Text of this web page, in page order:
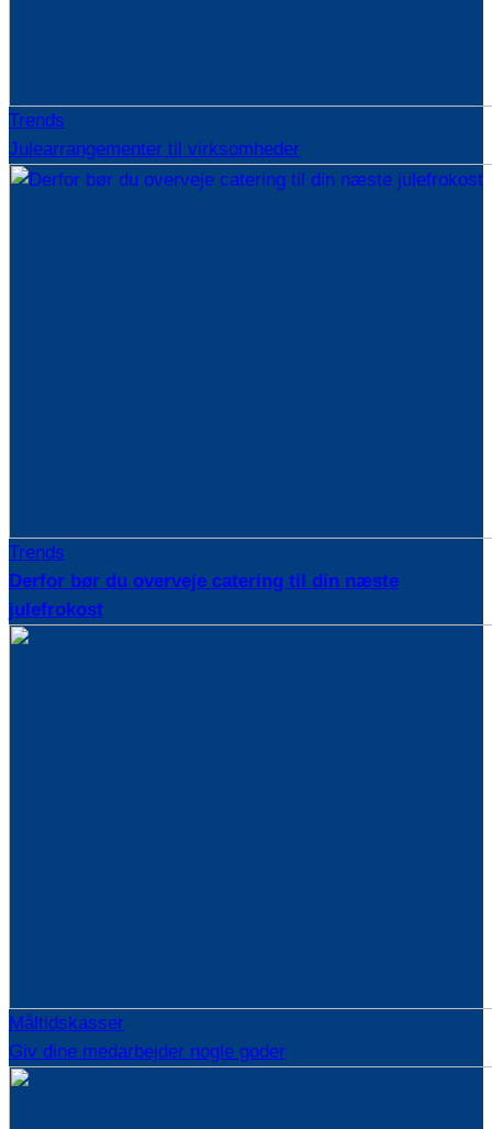
Trends
Julearrangementer til virksomheder
Trends
Derfor bør du overveje catering til din næste
julefrokost
Måltidskasser
Giv dine medarbejder nogle goder